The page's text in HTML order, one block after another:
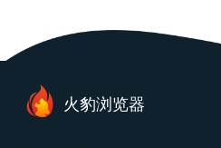
火豹浏览器